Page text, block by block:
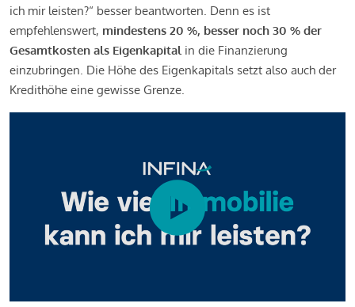
ich mir leisten?“ besser beantworten. Denn es ist
empfehlenswert, mindestens 20 %, besser noch 30 % der
Gesamtkosten als Eigenkapital in die Finanzierung
einzubringen. Die Höhe des Eigenkapitals setzt also auch der
Kredithöhe eine gewisse Grenze.